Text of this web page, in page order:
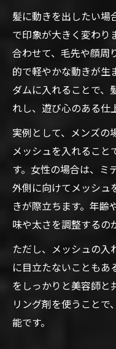
髪に動きを出したい場
で印象が大きく変わり
合わせて、毛先や顔周
的で軽やかな動きが生
ダムに入れることで、
れし、遊び心のある仕
実例として、メンズの
メッシュを入れること
す。女性の場合は、ミ
外側に向けてメッシュ
きが際立ちます。年齢
味や太さを調整するの
ただし、メッシュの入
に目立たないこともあ
をしっかりと美容師と
リング剤を使うこと
能です。